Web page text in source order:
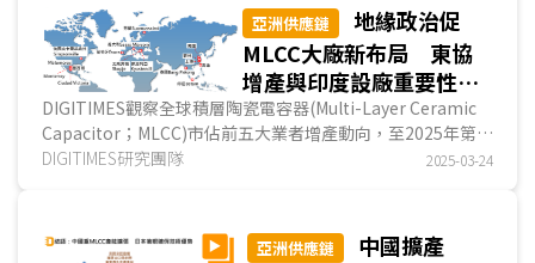
亞洲供應鏈
地緣政治促
MLCC大廠新布局 東協
增產與印度設廠重要性漸
增
DIGITIMES觀察全球積層陶瓷電容器(Multi-Layer Ceramic
Capacitor；MLCC)市佔前五大業者增產動向，至2025年第1
季為止，尚未量產的新產線共6條，全數位於東南亞與...
DIGITIMES研究團隊 2025-03-24
亞洲供應鏈
中國擴產